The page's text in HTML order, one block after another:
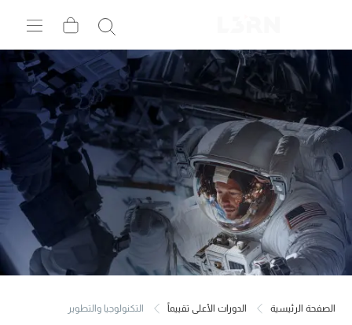
الصفحة الرئيسية الدورات الأعلى تقييماً التكنولوجيا والتطوير